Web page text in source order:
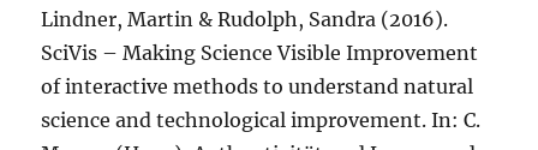
Lindner, Martin & Rudolph, Sandra (2016).
SciVis – Making Science Visible Improvement
of interactive methods to understand natural
science and technological improvement. In: C.